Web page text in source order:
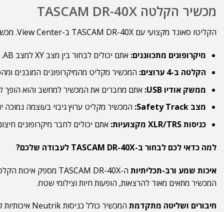
מכשיר הקלטה TASCAM DR-40X
הקליטו סאונד מקצועי עם TASCAM DR-40X ב-View Center. מכשיר 4 ערוצים עם מיקרופונים מתכווננים וממשק USB. פתרון אידיאלי לצילומים, פודקאסטים ומוזיקה.
מיקרופונים מתכווננים: אתם יכולים לבחור בין מצב XY למצב AB. לכן, המכשיר מתאים גם להקלטה ממוקדת וגם להקלטת אווירה רחבה.
הקלטה ב-4 ערוצים:
המכשיר מקליט מהמיקרופונים המובנים
ממשק אודיו USB:
אתם מחברים את המכשיר למחשב והוא הופך
מצב Safety Track:
המכשיר מקליט ערוץ גיבוי בעוצמה נמוכה
כניסות XLR/TRS מקצועיות:
אתם יכולים לחבר מיקרופונים
למה כדאי לכם לבחור ב-TASCAM DR-40X לעבודה שלכם?
איכות שמע ורב-תכליתיות
המכשיר מתאים מאוד להרצאות, הופעות חיות וצילומי שטח.
חיבורים ושליטה מתקדמת